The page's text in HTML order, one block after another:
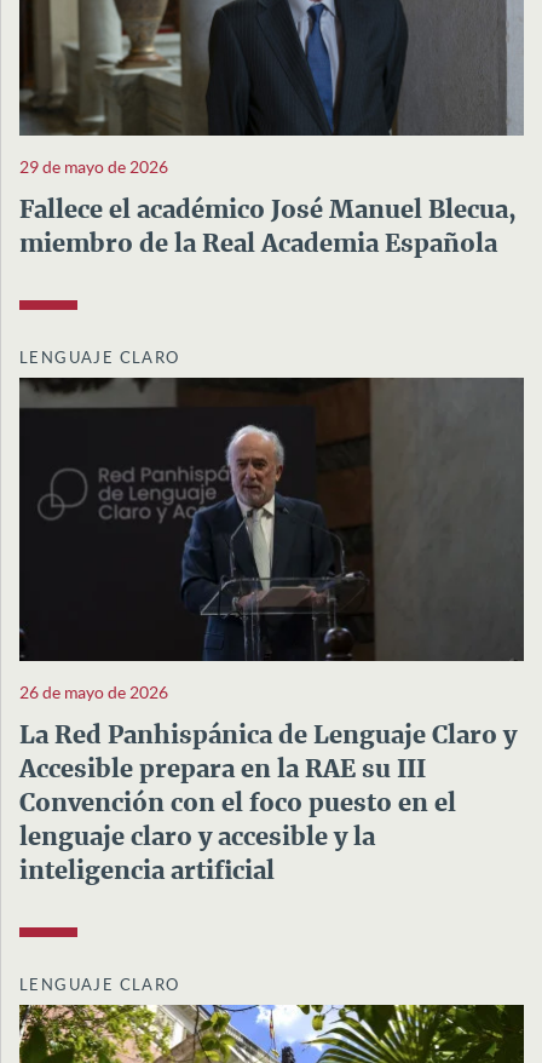
29 de mayo de 2026
Fallece el académico José Manuel Blecua,
miembro de la Real Academia Española
LENGUAJE CLARO
26 de mayo de 2026
La Red Panhispánica de Lenguaje Claro y
Accesible prepara en la RAE su III
Convención con el foco puesto en el
lenguaje claro y accesible y la
inteligencia artificial
LENGUAJE CLARO